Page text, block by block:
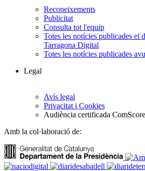
Reconeixements
Publicitat
Consulta tot l'equip
Totes les notícies publicades el
Tarragona Digital
Totes les notícies publicades
Legal
Avís legal
Privacitat i Cookies
Audiència certificada ComScore
Amb la col·laboració de: